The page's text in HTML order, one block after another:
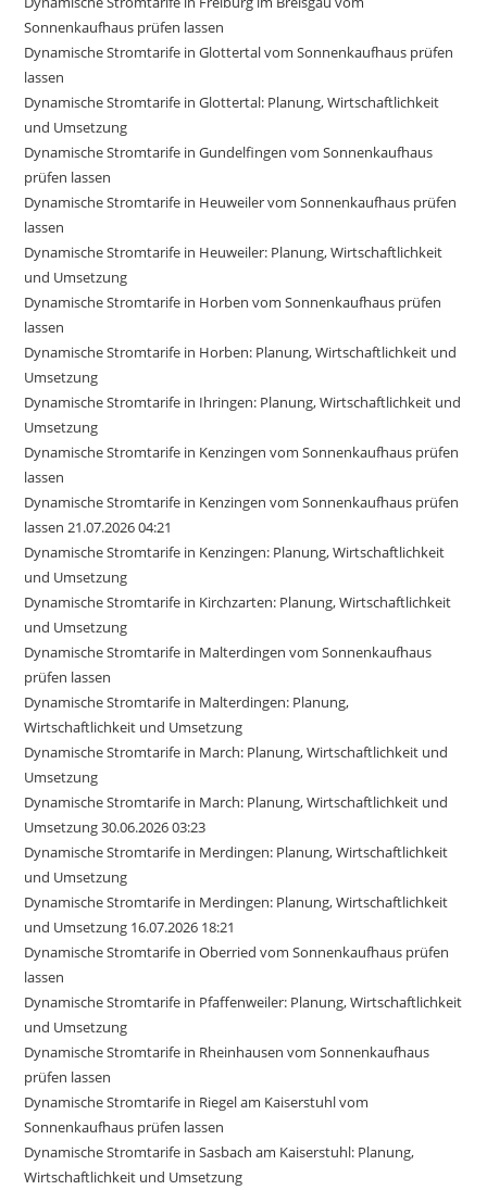
Sonnenkaufhaus prüfen lassen
Dynamische Stromtarife in Glottertal vom Sonnenkaufhaus prüfen
lassen
Dynamische Stromtarife in Glottertal: Planung, Wirtschaftlichkeit
und Umsetzung
Dynamische Stromtarife in Gundelfingen vom Sonnenkaufhaus
prüfen lassen
Dynamische Stromtarife in Heuweiler vom Sonnenkaufhaus prüfen
lassen
Dynamische Stromtarife in Heuweiler: Planung, Wirtschaftlichkeit
und Umsetzung
Dynamische Stromtarife in Horben vom Sonnenkaufhaus prüfen
lassen
Dynamische Stromtarife in Horben: Planung, Wirtschaftlichkeit und
Umsetzung
Dynamische Stromtarife in Ihringen: Planung, Wirtschaftlichkeit und
Umsetzung
Dynamische Stromtarife in Kenzingen vom Sonnenkaufhaus prüfen
lassen
Dynamische Stromtarife in Kenzingen vom Sonnenkaufhaus prüfen
lassen 21.07.2026 04:21
Dynamische Stromtarife in Kenzingen: Planung, Wirtschaftlichkeit
und Umsetzung
Dynamische Stromtarife in Kirchzarten: Planung, Wirtschaftlichkeit
und Umsetzung
Dynamische Stromtarife in Malterdingen vom Sonnenkaufhaus
prüfen lassen
Dynamische Stromtarife in Malterdingen: Planung,
Wirtschaftlichkeit und Umsetzung
Dynamische Stromtarife in March: Planung, Wirtschaftlichkeit und
Umsetzung
Dynamische Stromtarife in March: Planung, Wirtschaftlichkeit und
Umsetzung 30.06.2026 03:23
Dynamische Stromtarife in Merdingen: Planung, Wirtschaftlichkeit
und Umsetzung
Dynamische Stromtarife in Merdingen: Planung, Wirtschaftlichkeit
und Umsetzung 16.07.2026 18:21
Dynamische Stromtarife in Oberried vom Sonnenkaufhaus prüfen
lassen
Dynamische Stromtarife in Pfaffenweiler: Planung, Wirtschaftlichkeit
und Umsetzung
Dynamische Stromtarife in Rheinhausen vom Sonnenkaufhaus
prüfen lassen
Dynamische Stromtarife in Riegel am Kaiserstuhl vom
Sonnenkaufhaus prüfen lassen
Dynamische Stromtarife in Sasbach am Kaiserstuhl: Planung,
Wirtschaftlichkeit und Umsetzung